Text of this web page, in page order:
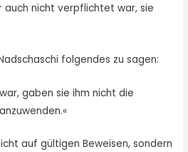
auch nicht verpflichtet war, sie
folgendes zu sagen:
gaben sie ihm nicht die
auf gültigen Beweisen, sondern